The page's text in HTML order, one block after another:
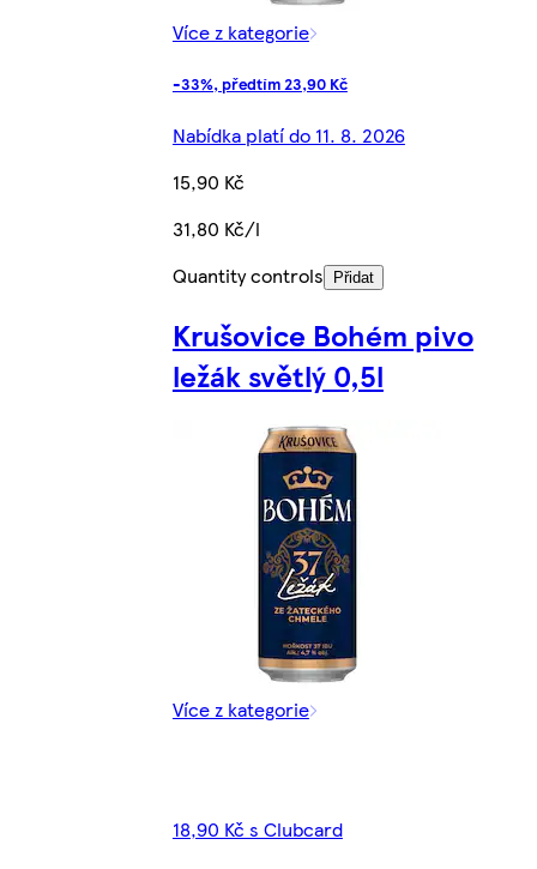
Více z kategorie
-33%, předtím 23,90 Kč
Nabídka platí do 11. 8. 2026
15,90 Kč
31,80 Kč/l
Quantity controls
Přidat
Krušovice Bohém pivo
ležák světlý 0,5l
Více z kategorie
18,90 Kč s Clubcard